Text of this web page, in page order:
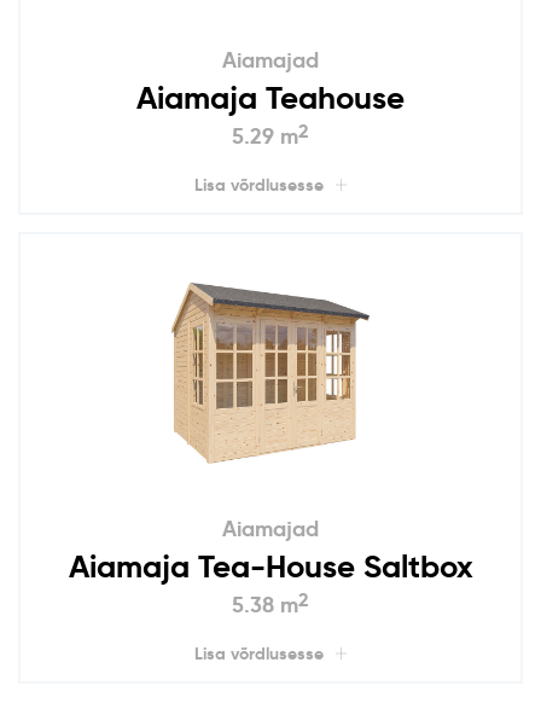
Aiamajad
Aiamaja Teahouse
5.29 m2
Lisa võrdlusesse
Aiamajad
Aiamaja Tea-House Saltbox
5.38 m2
Lisa võrdlusesse